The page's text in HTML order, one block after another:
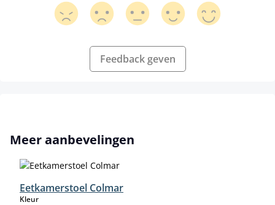
Feedback geven
Productgalerij overslaan
Meer aanbevelingen
Eetkamerstoel Colmar
Kleurselect